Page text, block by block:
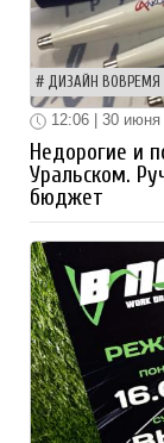
ДИЗАЙН ВОВРЕМЯ
12:06 | 30 июня
Недорогие и
Уральском.
бюджет